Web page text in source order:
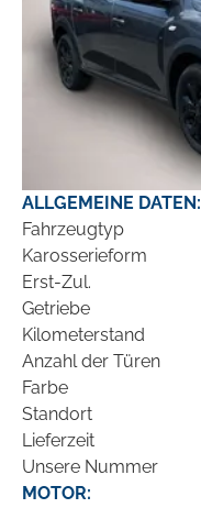
ALLGEMEINE DATEN:
Fahrzeugtyp
Karosserieform
Erst-Zul.
Getriebe
Kilometerstand
Anzahl der Türen
Farbe
Standort
Lieferzeit
Unsere Nummer
MOTOR: